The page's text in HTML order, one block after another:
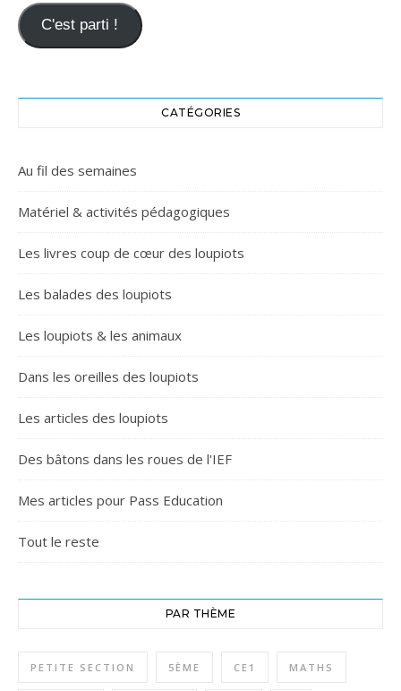
C'est parti !
CATÉGORIES
Au fil des semaines
Matériel & activités pédagogiques
Les livres coup de cœur des loupiots
Les balades des loupiots
Les loupiots & les animaux
Dans les oreilles des loupiots
Les articles des loupiots
Des bâtons dans les roues de l'IEF
Mes articles pour Pass Education
Tout le reste
PAR THÈME
PETITE SECTION 5ÈME CE1 MATHS